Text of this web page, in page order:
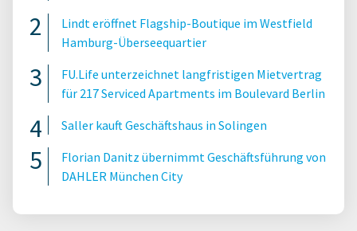
Lindt eröffnet Flagship-Boutique im Westfield
Hamburg-Überseequartier
FU.Life unterzeichnet langfristigen Mietvertrag
für 217 Serviced Apartments im Boulevard Berlin
Saller kauft Geschäftshaus in Solingen
Florian Danitz übernimmt Geschäftsführung von
DAHLER München City